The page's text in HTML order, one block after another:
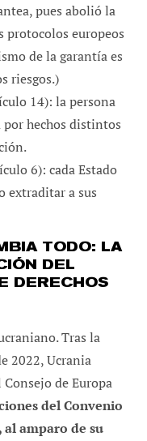
pues abolió la
protocolos europeos
de la garantía es
riesgos.)
14): la persona
por hechos distintos
6): cada Estado
extraditar a sus
TODO: LA
DEL
DERECHOS
Tras la
2022, Ucrania
de Europa
del Convenio
al amparo de su